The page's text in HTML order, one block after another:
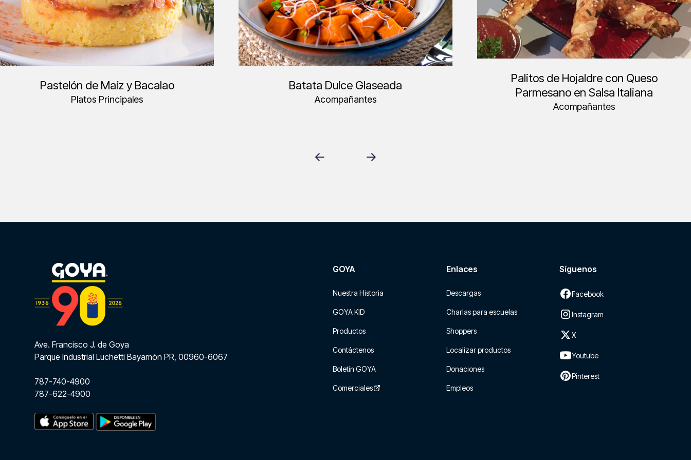
Pastelón de Maíz y Bacalao
Platos Principales
Batata Dulce Glaseada
Acompañantes
Palitos de Hojaldre con Queso
Parmesano en Salsa Italiana
Acompañantes
Ave. Francisco J. de Goya
Parque Industrial Luchetti Bayamón PR, 00960-6067
787-740-4900
787-622-4900
GOYA
Nuestra Historia
GOYA KID
Productos
Contáctenos
Boletin GOYA
Comerciales
Enlaces
Descargas
Charlas para escuelas
Shoppers
Localizar productos
Donaciones
Empleos
Síguenos
Facebook
Instagram
X
Youtube
Pinterest